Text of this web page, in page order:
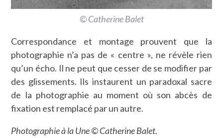
© Catherine Balet
Correspondance et montage prouvent que la
photographie n’a pas de « centre », ne révèle rien
qu’un écho. Il ne peut que cesser de se modifier par
des glissements. Ils instaurent un paradoxal sacre
de la photographie au moment où son abcès de
fixation est remplacé par un autre.
Photographie à la Une © Catherine Balet.